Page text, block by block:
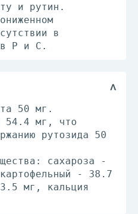
и рутин.
в
Р и С.
50 мг.
54.4 мг, что
рутозида 50
сахароза -
- 38.7
мг, кальция